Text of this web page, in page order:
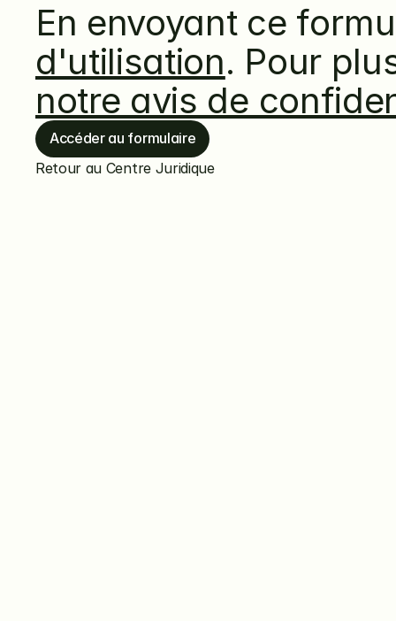
En envoyant ce
d'utilisation
notre avis de
Accéder au formulaire
Retour au Centre Juridique